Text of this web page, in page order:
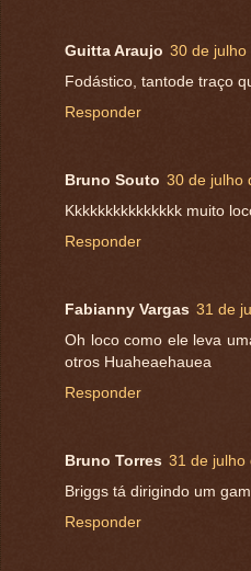
Guitta Araujo 30 de
Fodástico, tantode traço
Responder
Bruno Souto 30 de julho
Kkkkkkkkkkkkkkk muito
Responder
Fabianny Vargas 31 de
Oh loco como ele leva
otros Huaheaehauea
Responder
Bruno Torres 31 de julho
Briggs tá dirigindo um
Responder